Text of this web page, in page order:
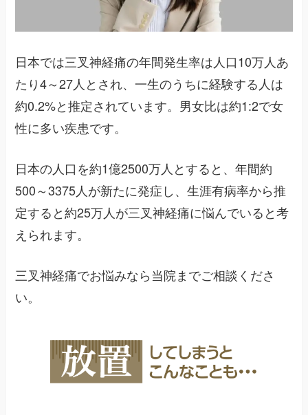
日本では三叉神経痛の年間発生率は人口10万人あ
たり4～27人とされ、一生のうちに経験する人は
約0.2%と推定されています。男女比は約1:2で女
性に多い疾患です。
日本の人口を約1億2500万人とすると、年間約
500～3375人が新たに発症し、生涯有病率から推
定すると約25万人が三叉神経痛に悩んでいると考
えられます。
三叉神経痛でお悩みなら当院までご相談くださ
い。